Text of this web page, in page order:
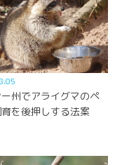
州でアライグマのペ
を後押しする法案